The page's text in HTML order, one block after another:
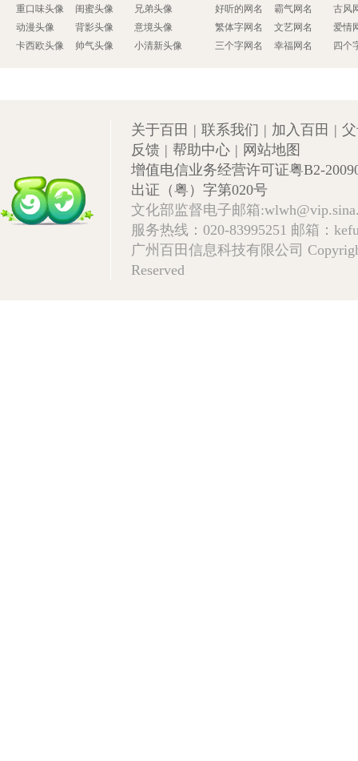
重口味头像 闺蜜头像
兄弟头像
动漫头像
背影头像
意境头像
卡西欧头像
帅气头像 小清新头像
好听的网名 霸气网名
古风
繁体字网名
文艺网名
爱情
三个字网名
幸福网名 四个
关于百田 | 联系我们 | 加入百田 |
反馈 | 帮助中心 | 网站地图
增值电信业务经营许可证粤B2-
出证（粤）字第020号
文化部监督电子邮箱
服务热线：020-83995251 邮箱：
广州百田信息科技有限公司
Reserved